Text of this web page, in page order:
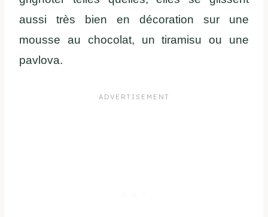
aussi très bien en décoration sur une
mousse au chocolat, un tiramisu ou une
pavlova.